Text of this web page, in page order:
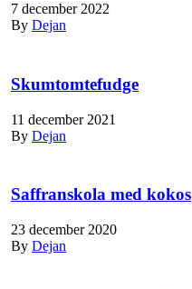
7 december 2022
By Dejan
Skumtomtefudge
11 december 2021
By Dejan
Saffranskola med kokos
23 december 2020
By Dejan